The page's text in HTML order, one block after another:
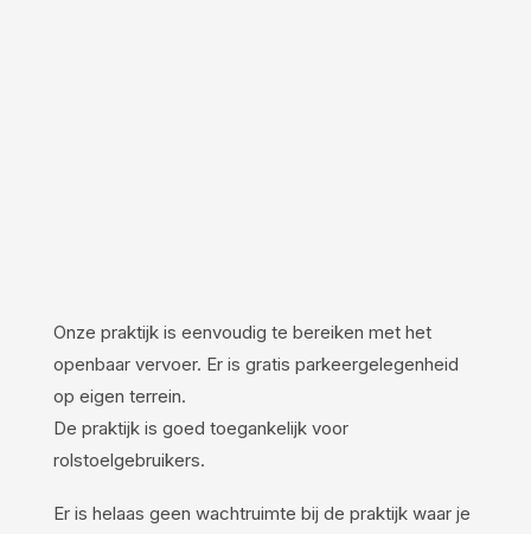
Onze praktijk is eenvoudig te bereiken met het
openbaar vervoer. Er is gratis parkeergelegenheid
op eigen terrein.
De praktijk is goed toegankelijk voor
rolstoelgebruikers.
Er is helaas geen wachtruimte bij de praktijk waar je